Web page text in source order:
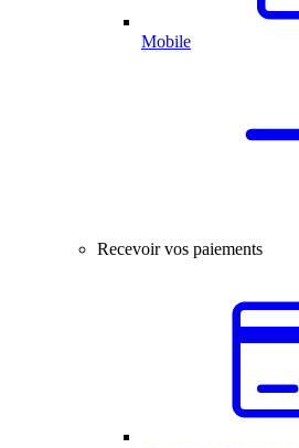
Mobile
Recevoir vos paiements